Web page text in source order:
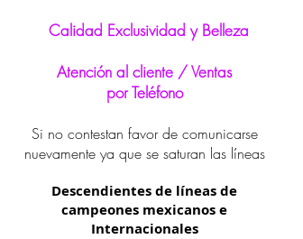
Calidad Exclusividad y Belleza
Atención al cliente / Ventas
por Teléfono
Si no contestan favor de comunicarse
nuevamente ya que se saturan las líneas
Descendientes de líneas de
campeones mexicanos e
Internacionales